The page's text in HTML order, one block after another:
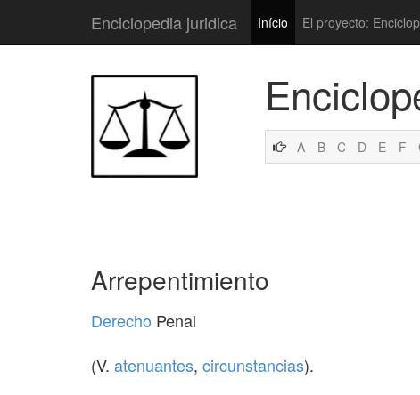
Enciclopedia juridica Início El proyecto:
A B C D E F
Arrepentimiento
Derecho Penal
(V. atenuantes, circunstancias).